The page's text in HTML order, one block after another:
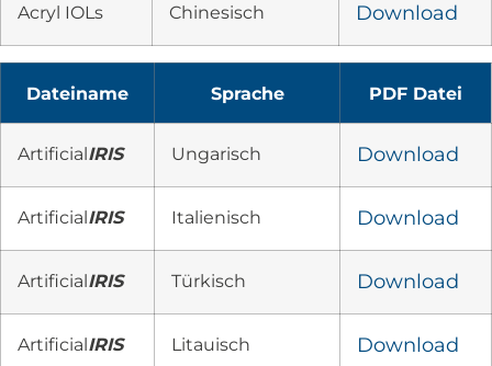
Acryl IOLs Chinesisch Download
Dateiname Sprache PDF Datei
ArtificialIRIS Ungarisch Download
ArtificialIRIS Italienisch Download
ArtificialIRIS Türkisch Download
ArtificialIRIS Litauisch Download